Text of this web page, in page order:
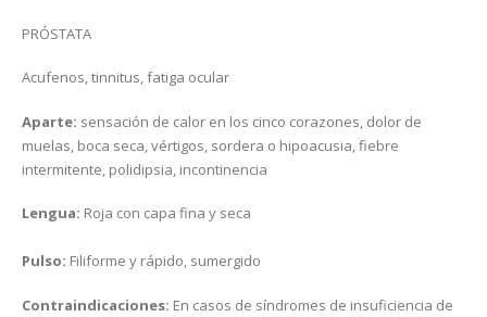
PRÓSTATA
Acufenos, tinnitus, fatiga ocular
Aparte: sensación de calor en los cinco corazones, dolor de
muelas, boca seca, vértigos, sordera o hipoacusia, fiebre
intermitente, polidipsia, incontinencia
Lengua: Roja con capa fina y seca
Pulso: Filiforme y rápido, sumergido
Contraindicaciones: En casos de síndromes de insuficiencia de